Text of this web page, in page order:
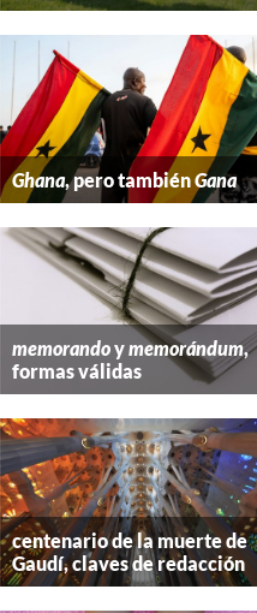
Ghana, pero tambiénGana
memorandoymemorándum,
formas válidas
centenario de la muerte de
Gaudí, claves de redacción